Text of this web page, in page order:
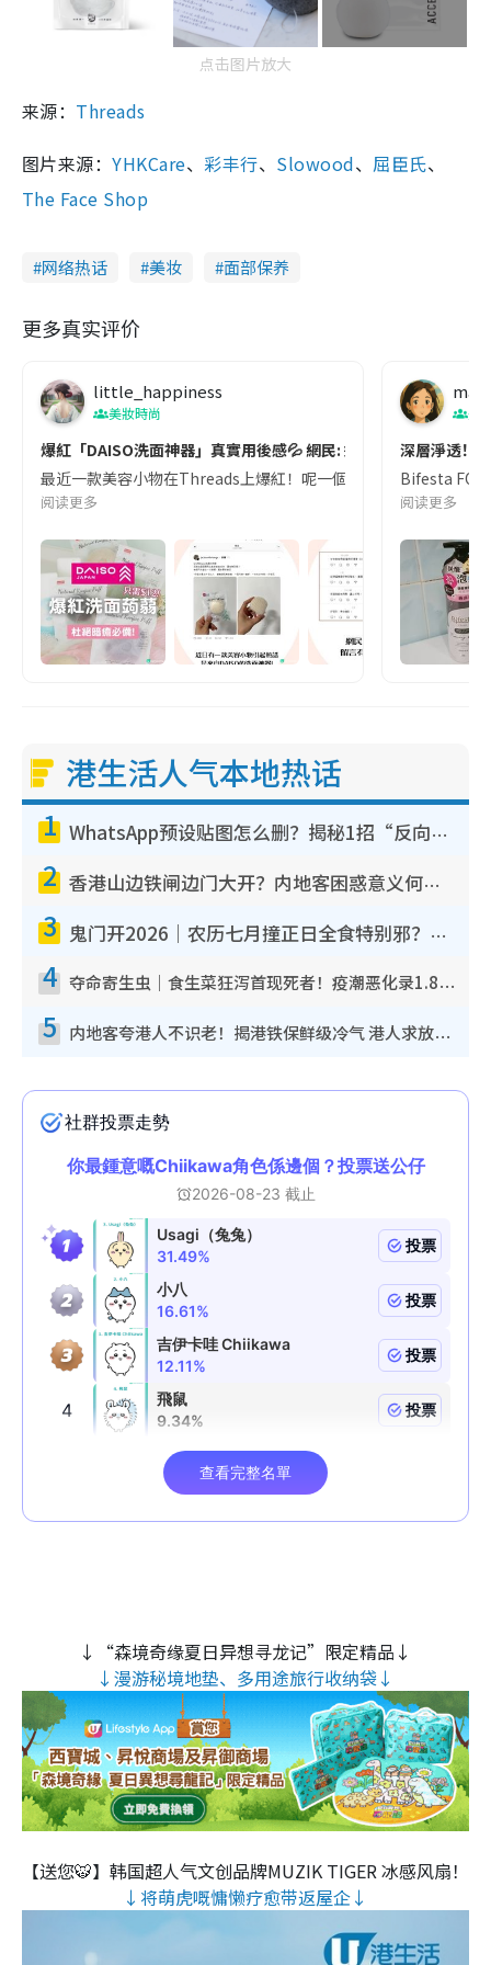
点击图片放大
来源： Threads
图片来源：YHKCare、 彩丰行、 Slowood、 屈臣氏、
The Face Shop
网络热话 美妆 面部保养
更多真实评价
little_happiness
美妝時尚
爆紅「DAISO洗面神器」真實用後感💦 網民: 好耐冇生暗瘡！
最近一款美容小物在Threads上爆紅！呢一個洗面神器做到去角
阅读更多
美
深層淨透！
Bifesta
阅读更多
港生活人气本地热话
1 WhatsApp预设贴图怎么删？揭秘1招“反向操作”还原简洁界面 附3步实测教程
2 香港山边铁闸边门大开？内地客困惑意义何在！网友神回复：这种叫法理性防御
3 鬼门开2026｜农历七月撞正日全食特别邪？专家警告切忌做一事！揭4大禁忌+2招保平安
4 夺命寄生虫｜食生菜狂泻首现死者！疫潮恶化录1.8万宗病例 揭洗菜3大谬误
5 内地客夸港人不识老！揭港铁保鲜级冷气 港人求放过：别投诉
↓“森境奇缘夏日异想寻龙记”限定精品↓
↓漫游秘境地垫、多用途旅行收纳袋↓
【送您🐯】韩国超人气文创品牌MUZIK TIGER 冰感风扇！
↓将萌虎嘅慵懒疗愈带返屋企↓